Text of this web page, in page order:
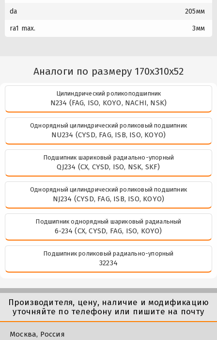
da 205мм
ra1 max. 3мм
Аналоги по размеру 170x310x52
Цилиндрический роликоподшипник
N234 (FAG, ISO, KOYO, NACHI, NSK)
Однорядный цилиндрический роликовый подшипник
NU234 (CYSD, FAG, ISB, ISO, KOYO)
Подшипник шариковый радиально-упорный
QJ234 (CX, CYSD, ISO, NSK, SKF)
Однорядный цилиндрический роликовый подшипник
NJ234 (CYSD, FAG, ISB, ISO, KOYO)
Подшипник однорядный шариковый радиальный
6-234 (CX, CYSD, FAG, ISO, KOYO)
Подшипник роликовый радиально-упорный
32234
Производителя, цену, наличие и модификацию
уточняйте по телефону или пишите на почту
Москва, Россия